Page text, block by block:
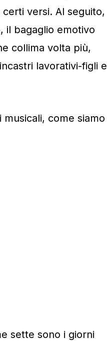
versi. Al seguito,
il bagaglio emotivo
collima volta più,
lavorativi-figli e
come siamo
sette sono i giorni